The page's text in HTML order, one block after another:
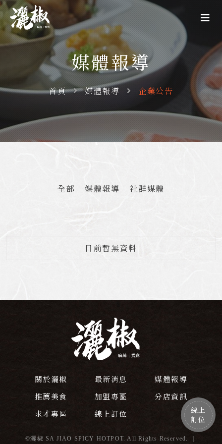
媒體報導
首頁 媒體報導 企業公告
全部 媒體報導 社群媒體
目前暫無資料
關於灑椒 最新消息
媒體報導
推薦美食
加盟專區
分店資訊
求才專區
線上訂位
©灑椒 SA JIAO SPICY HOTPOT. All Rights Reserved. ｜
線上
訂位